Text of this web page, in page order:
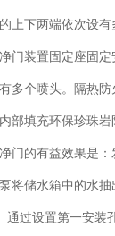
上下两端依次设
门装置固定座固
多个喷头。隔热
部填充环保珍珠岩
门的有益效果是
将储水箱中的水
过设置第一安装